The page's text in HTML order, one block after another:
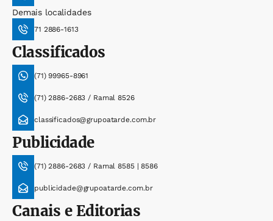
Demais localidades
71 2886-1613
Classificados
(71) 99965-8961
(71) 2886-2683 / Ramal 8526
classificados@grupoatarde.com.br
Publicidade
(71) 2886-2683 / Ramal 8585 | 8586
publicidade@grupoatarde.com.br
Canais e Editorias